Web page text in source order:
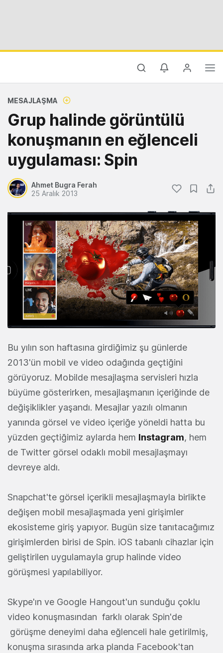
MESAJLAŞMA
Grup halinde görüntülü
konuşmanın en eğlenceli
uygulaması: Spin
Ahmet Bugra Ferah
25 Aralık 2013
Bu yılın son haftasına girdiğimiz şu günlerde
2013'ün mobil ve video odağında geçtiğini
görüyoruz. Mobilde mesajlaşma servisleri hızla
büyüme gösterirken, mesajlaşmanın içeriğinde de
değişiklikler yaşandı. Mesajlar yazılı olmanın
yanında görsel ve video içeriğe yöneldi hatta bu
yüzden geçtiğimiz aylarda hem Instagram, hem
de Twitter görsel odaklı mobil mesajlaşmayı
devreye aldı.
Snapchat'te görsel içerikli mesajlaşmayla birlikte
değişen mobil mesajlaşmada yeni girişimler
ekosisteme giriş yapıyor. Bugün size tanıtacağımız
girişimlerden birisi de Spin. iOS tabanlı cihazlar için
geliştirilen uygulamayla grup halinde video
görüşmesi yapılabiliyor.
Skype'ın ve Google Hangout'un sunduğu çoklu
video konuşmasından farklı olarak Spin'de
görüşme deneyimi daha eğlenceli hale getirilmiş,
konuşma sırasında arka planda Facebook'tan